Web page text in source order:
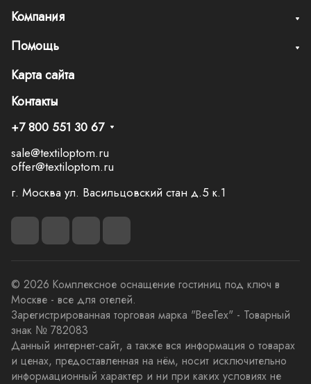
Компания
Помощь
Карта сайта
Контакты
+7 800 551 30 67
sale@textiloptom.ru
offer@textiloptom.ru
г. Москва ул. Васильцовский стан д.5 к.1
© 2026 Комплексное оснащение гостиниц под ключ в
Москве - все для отелей.
Зарегистрированная торговая марка "BeeTex" - Товарный
знак № 782083
Данный интернет-сайт, а также вся информация о товарах
и ценах, предоставленная на нём, носит исключительно
информационный характер и ни при каких условиях не